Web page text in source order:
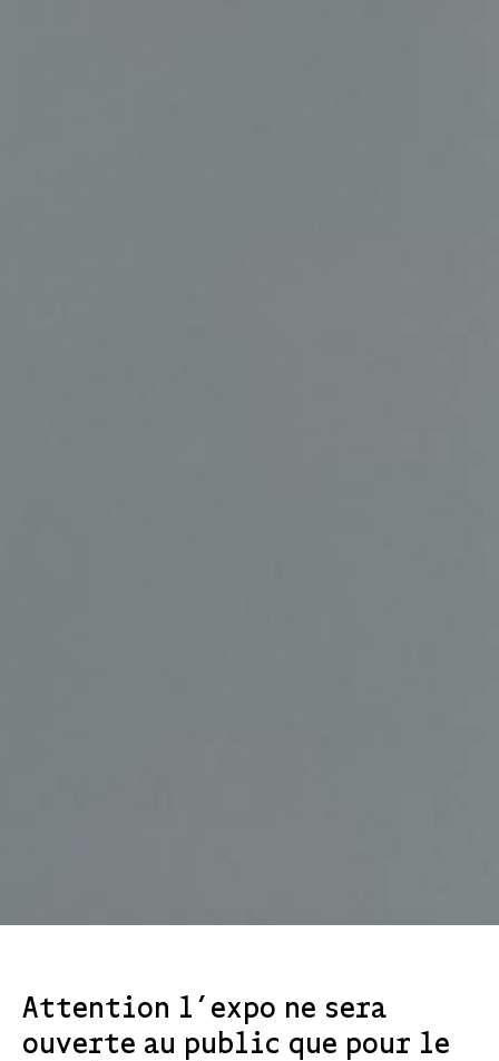
Attention l’expo ne sera
ouverte au public que pour le